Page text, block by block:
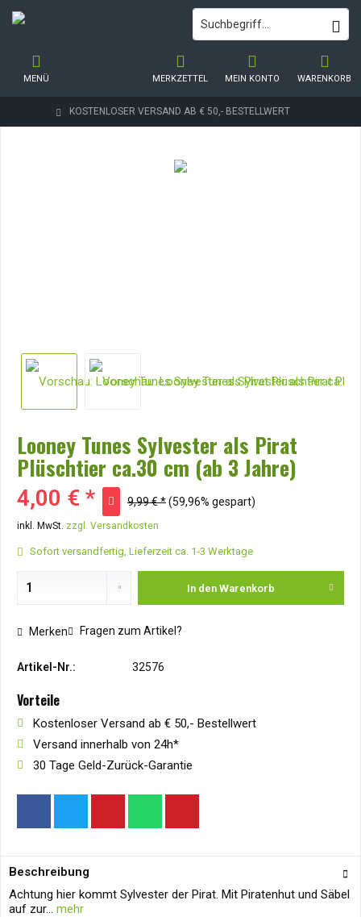
KOSTENLOSER VERSAND AB € 50,- BESTELLWERT
WARENKORB
MERKZETTEL MEIN KONTO
MENÜ
Looney Tunes Sylvester als Pirat
Plüschtier ca.30 cm (ab 3 Jahre)
4,00 € * 9,99 € *(59,96% gespart)
inkl. MwSt. zzgl. Versandkosten
Sofort versandfertig, Lieferzeit ca. 1-3 Werktage
In den Warenkorb
Merken Fragen zum Artikel?
Artikel-Nr.: 32576
Vorteile
Kostenloser Versand ab € 50,- Bestellwert
Versand innerhalb von 24h*
30 Tage Geld-Zurück-Garantie
Beschreibung
Achtung hier kommt Sylvester der Pirat. Mit Piratenhut und Säbel
auf zur... mehr